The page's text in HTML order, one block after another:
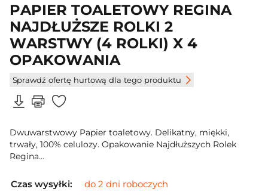
PAPIER TOALETOWY REGINA
NAJDŁUŻSZE ROLKI 2
WARSTWY (4 ROLKI) X 4
OPAKOWANIA
Sprawdź ofertę hurtową dla tego produktu
Dwuwarstwowy Papier toaletowy. Delikatny, miękki,
trwały, 100% celulozy. Opakowanie Najdłuższych Rolek
Regina...
Czas wysyłki:
do 2 dni roboczych